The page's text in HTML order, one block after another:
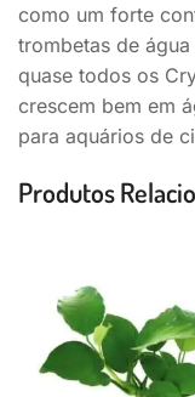
como um forte
trombetas de
quase todos os
crescem bem em
para aquários de
Produtos